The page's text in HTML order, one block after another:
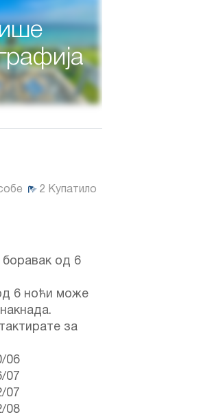
2 Купатило
боравак од 6
6 ноћи може
за
06
07
07
08